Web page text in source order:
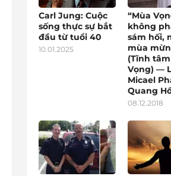
Carl Jung: Cuộc
sống thực sự bắt
đầu từ tuổi 40
10.01.2025
“Mùa
không
sám hối,
mùa
(Tĩnh
Vọng) —
Micael
Quang
08.12.2018